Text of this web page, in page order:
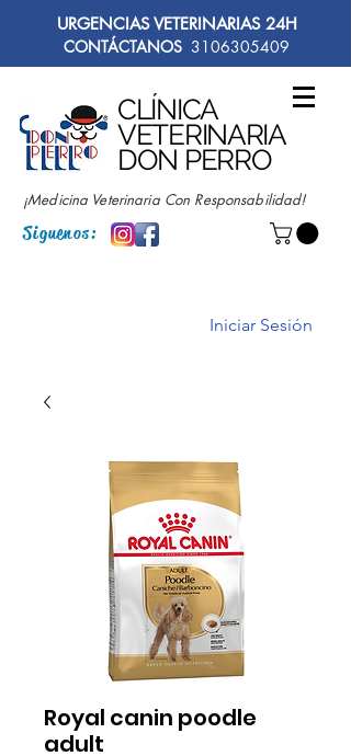
URGENCIAS VETERINARIAS 24H
CONTÁCTANOS 3106305409
CLÍNICA
VETERINARIA
DON PERRO
¡Medicina Veterinaria Con Responsabilidad!
Siguenos:
Iniciar Sesión
Royal canin poodle
adult